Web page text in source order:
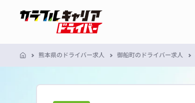
熊本県のドライバー求人 御船町のドライバー求人